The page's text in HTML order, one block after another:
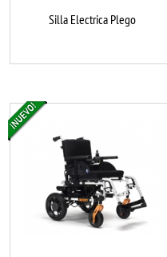
Silla Electrica Plego